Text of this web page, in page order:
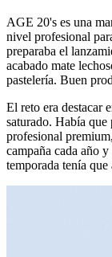
AGE 20's es una
nivel profesional
preparaba el
acabado mate
pastelería. Buen
El reto era destacar
saturado. Había
profesional
campaña cada año
temporada tenía